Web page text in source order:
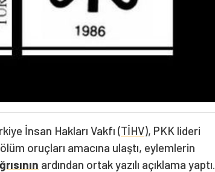
İnsan Hakları Vakfı (TİHV), PKK lideri
oruçları amacına ulaştı, eylemlerin
ardından ortak yazılı açıklama yaptı.